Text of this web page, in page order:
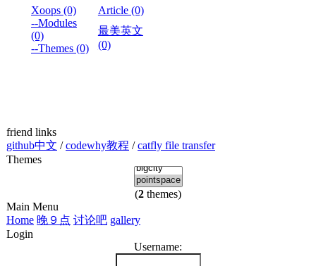
Xoops (0)
--Modules
(0)
--Themes (0)
Article (0)
最美英文
(0)
friend links
github中文 /codewhy教程 /catfly file transfer
Themes
(2 themes)
Main Menu
Home 晚９点 讨论吧 gallery
Login
Username: